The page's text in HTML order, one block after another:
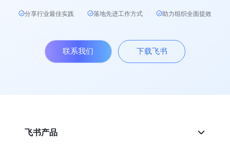
分享行业最佳实践 落地先进工作方式 助力组织全面提效
联系我们 下载飞书
飞书产品